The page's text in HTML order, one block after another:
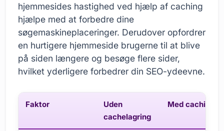
hjemmesides hastighed ved hjælp af caching
hjælpe med at forbedre dine
søgemaskineplaceringer. Derudover opfordrer
en hurtigere hjemmeside brugerne til at blive
på siden længere og besøge flere sider,
hvilket yderligere forbedrer din SEO-ydeevne.
Faktor
Uden
cachelagring
Med caching